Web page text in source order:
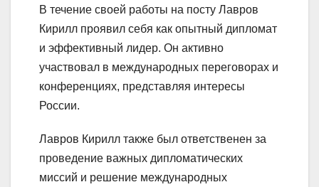
В течение своей работы на посту Лавров
Кирилл проявил себя как опытный дипломат
и эффективный лидер. Он активно
участвовал в международных переговорах и
конференциях, представляя интересы
России.
Лавров Кирилл также был ответственен за
проведение важных дипломатических
миссий и решение международных